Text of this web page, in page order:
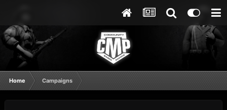
Home Campaigns